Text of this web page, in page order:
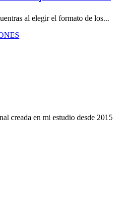
al elegir el formato de los...
creada en mi estudio desde 2015